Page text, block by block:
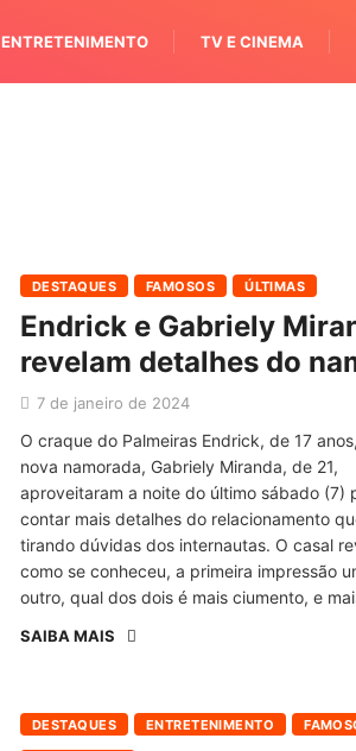
ENTRETENIMENTO TV E CINEMA
DESTAQUES FAMOSOS ÚLTIMAS
Endrick e Gabriely
revelam detalhes do
7 de janeiro de 2024
O craque do Palmeiras Endrick, de 17
nova namorada, Gabriely Miranda, de 21,
aproveitaram a noite do último sábado (7)
contar mais detalhes do relacionamento
tirando dúvidas dos internautas. O casal
como se conheceu, a primeira impressão
outro, qual dos dois é mais ciumento, e
SAIBA MAIS
DESTAQUES ENTRETENIMENTO